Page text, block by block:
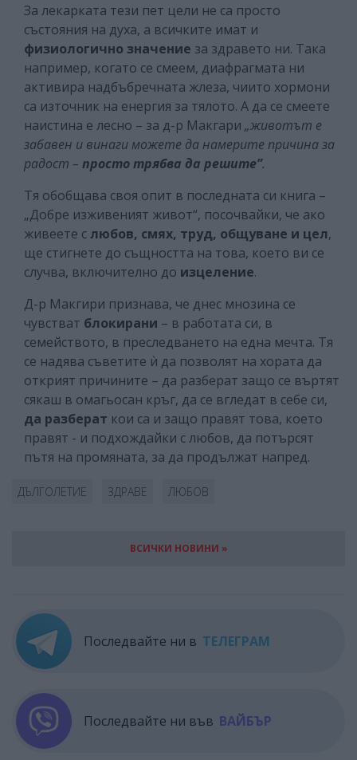
За лекарката тези пет цели не са просто
състояния на духа, а всичките имат и
физиологично значение за здравето ни. Така
например, когато се смеем, диафрагмата ни
активира надбъбречната жлеза, чиито хормони
са източник на енергия за тялото. А да се смеете
наистина е лесно – за д-р Макгари „животът е
забавен и винаги можете да намерите причина за
радост – просто трябва да решите”.
Тя обобщава своя опит в последната си книга –
„Добре изживеният живот“, посочвайки, че ако
живеете слюбов, смях, труд, общуване и цел,
ще стигнете до същността на това, което ви се
случва, включително до изцеление.
Д-р Макгири признава, че днес мнозина се
чувстват блокирани – в работата си, в
семейството, в преследването на една мечта. Тя
се надява съветите ѝ да позволят на хората да
открият причините – да разберат защо се въртят
сякаш в омагьосан кръг, да се вгледат в себе си,
да разберат кои са и защо правят това, което
правят - и подхождайки с любов, да потърсят
пътя на промяната, за да продължат напред.
ДЪЛГОЛЕТИЕ ЗДРАВЕ ЛЮБОВ
ВСИЧКИ НОВИНИ »
Последвайте ни в ТЕЛЕГРАМ
Последвайте ни във ВАЙБЪР